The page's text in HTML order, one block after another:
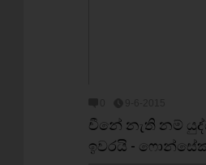
චීනේ නැති නම්
ඉවරයි -